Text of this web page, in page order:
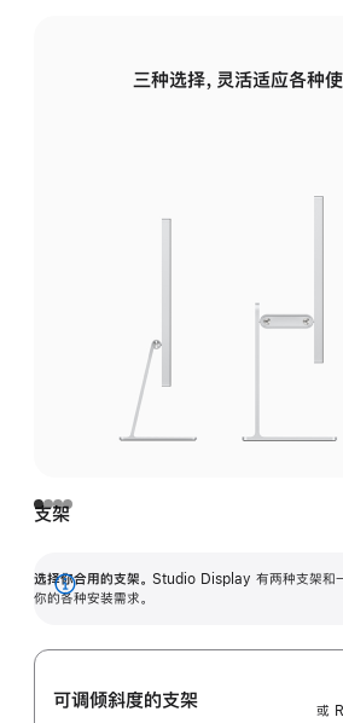
三种选择，灵活适应各种使
支架
选择你合用的支架。 Studio Display 有两种支架和
你的各种安装需求。
展
可调倾斜度的支架
或